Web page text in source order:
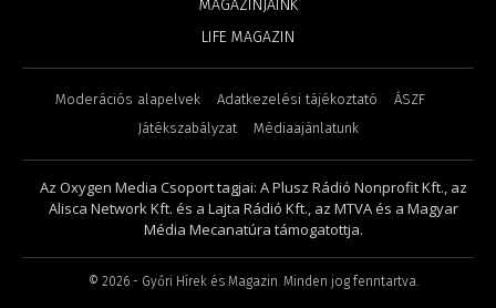
MAGAZINJAINK
LIFE MAGAZIN
Moderációs alapelvek Adatkezelési tájékoztató
ÁSZF
Játékszabályzat
Médiaajánlatunk
Az Oxygen Media Csoport tagjai: A Plusz Rádió Nonprofit Kft., az
Alisca Network Kft. és a Lajta Rádió Kft., az MTVA és a Magyar
Média Mecanatúra támogatottja.
© 2026 - Győri Hírek és Magazin. Minden jog fenntartva.